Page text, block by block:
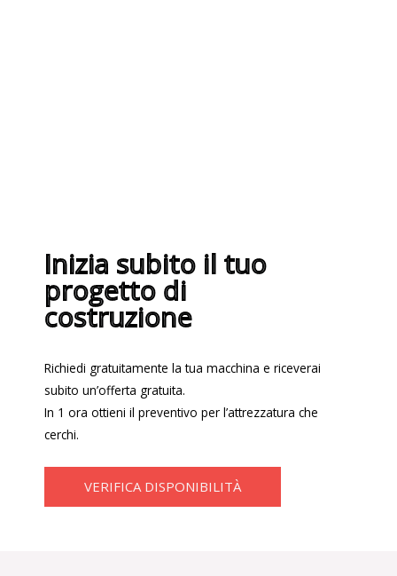
Inizia subito il tuo
progetto di
costruzione
Richiedi gratuitamente la tua macchina e riceverai
subito un’offerta gratuita.
In 1 ora ottieni il preventivo per l’attrezzatura che
cerchi.
VERIFICA DISPONIBILITÀ